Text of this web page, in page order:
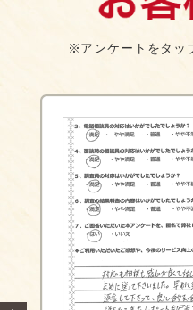
※アンケートをタッ